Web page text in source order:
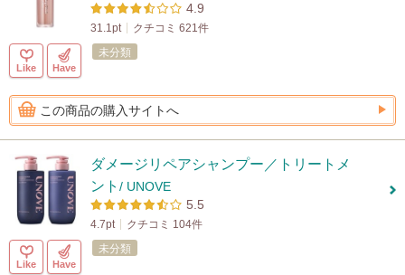
4.9
31.1pt クチコミ 621件
Like Have
未分類
この商品の購入サイトへ
ダメージリペアシャンプー／トリートメ
ント / UNOVE
5.5
4.7pt クチコミ 104件
Like Have
未分類